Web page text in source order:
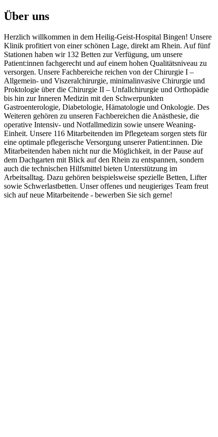
Über uns
Herzlich willkommen in dem Heilig-Geist-Hospital Bingen! Unsere
Klinik profitiert von einer schönen Lage, direkt am Rhein. Auf fünf
Stationen haben wir 132 Betten zur Verfügung, um unsere
Patient:innen fachgerecht und auf einem hohen Qualitätsniveau zu
versorgen. Unsere Fachbereiche reichen von der Chirurgie I –
Allgemein- und Viszeralchirurgie, minimalinvasive Chirurgie und
Proktologie über die Chirurgie II – Unfallchirurgie und Orthopädie
bis hin zur Inneren Medizin mit den Schwerpunkten
Gastroenterologie, Diabetologie, Hämatologie und Onkologie. Des
Weiteren gehören zu unseren Fachbereichen die Anästhesie, die
operative Intensiv- und Notfallmedizin sowie unsere Weaning-
Einheit. Unsere 116 Mitarbeitenden im Pflegeteam sorgen stets für
eine optimale pflegerische Versorgung unserer Patient:innen. Die
Mitarbeitenden haben nicht nur die Möglichkeit, in der Pause auf
dem Dachgarten mit Blick auf den Rhein zu entspannen, sondern
auch die technischen Hilfsmittel bieten Unterstützung im
Arbeitsalltag. Dazu gehören beispielsweise spezielle Betten, Lifter
sowie Schwerlastbetten. Unser offenes und neugieriges Team freut
sich auf neue Mitarbeitende - bewerben Sie sich gerne!